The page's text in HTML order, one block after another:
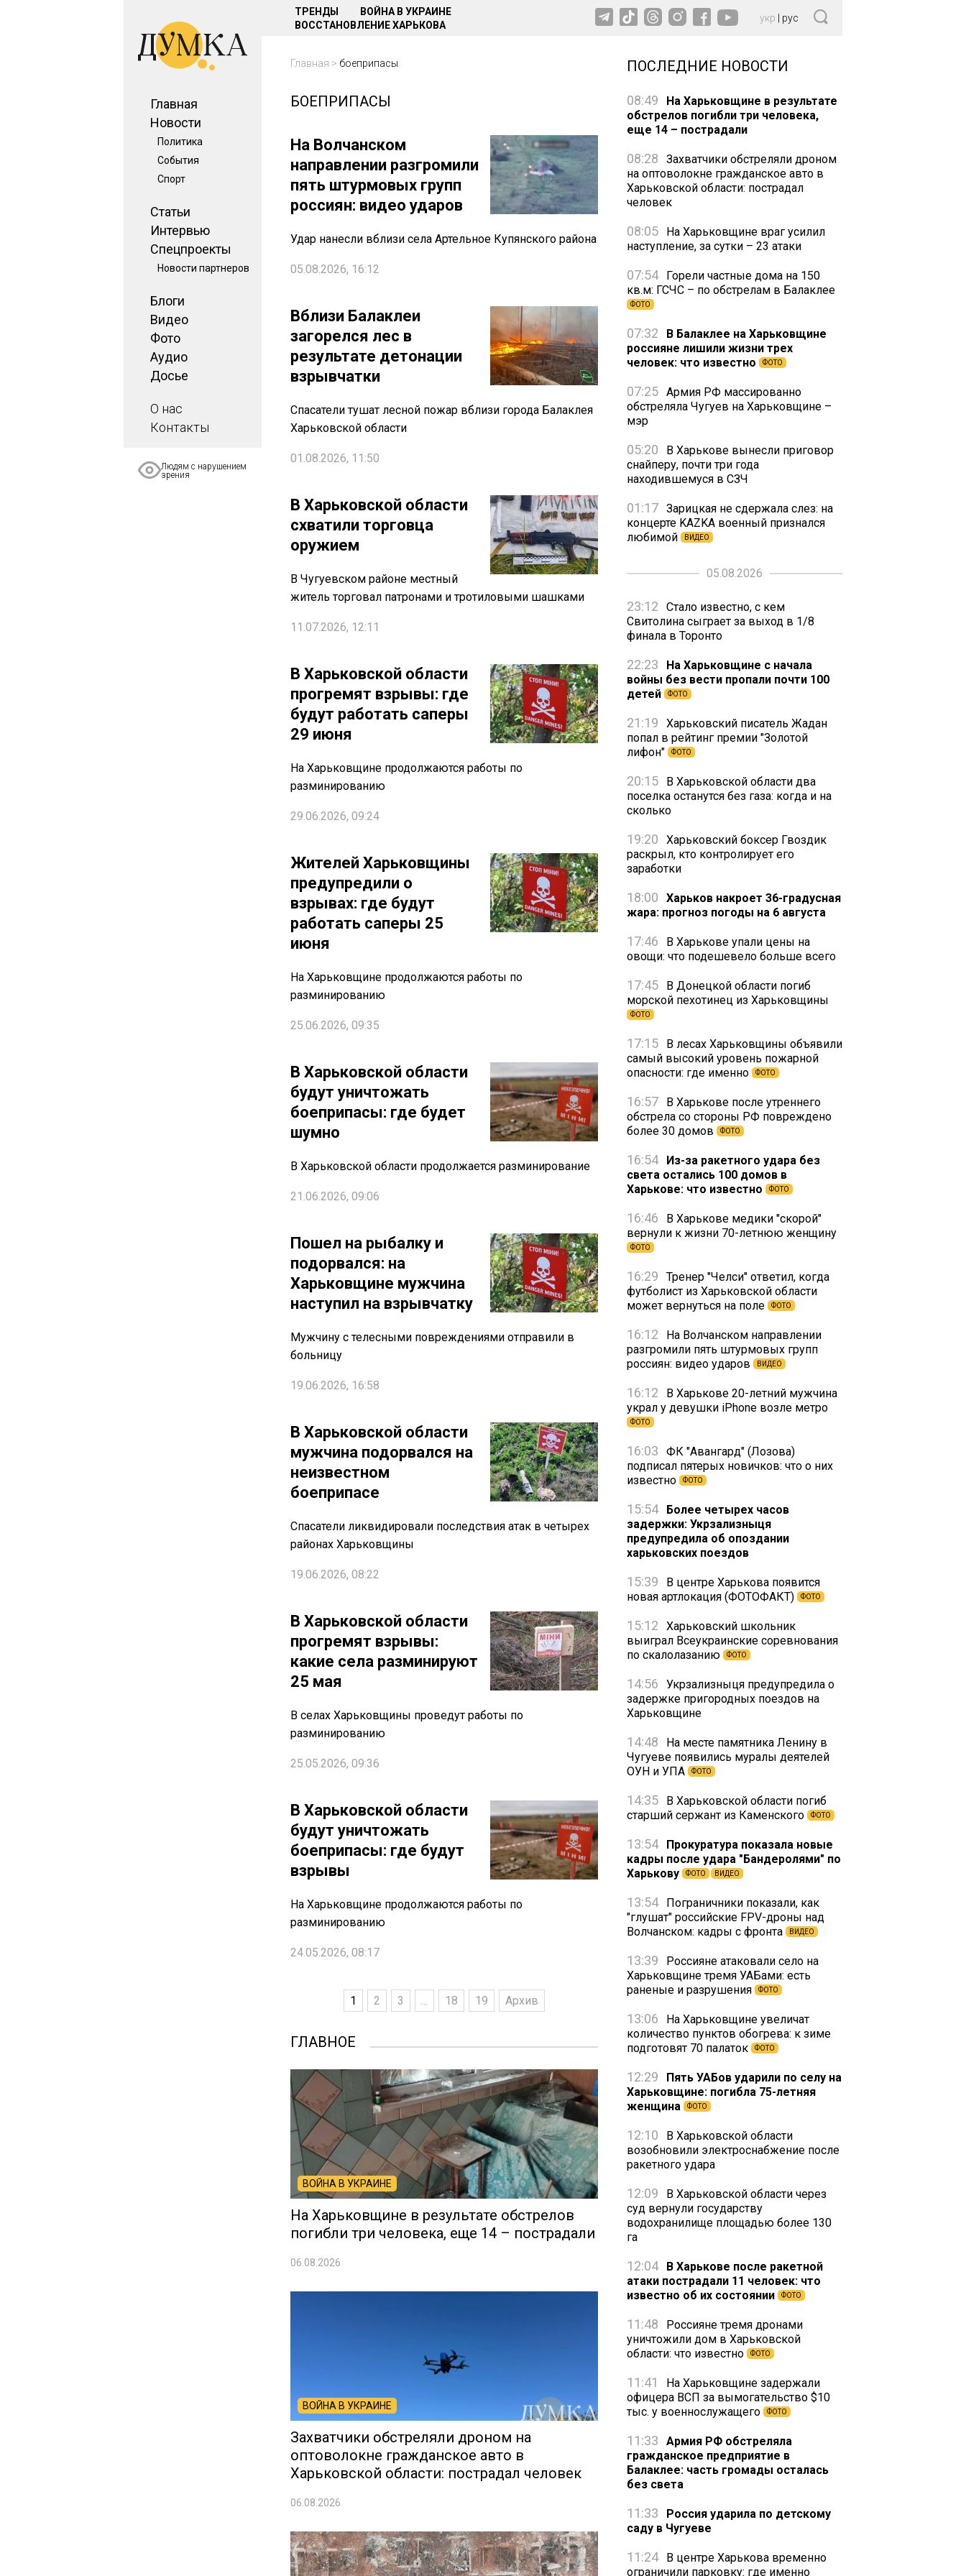
Главная
Новости
Политика
События
Спорт
Статьи
Интервью
Спецпроекты
Новости партнеров
Блоги
Видео
Фото
Аудио
Досье
О нас
Контакты
Людям с нарушением
зрения
ТРЕНДЫ
ВОЙНА В УКРАИНЕ
ВОССТАНОВЛЕНИЕ ХАРЬКОВА
укр рус
Главная > боеприпасы
БОЕПРИПАСЫ
На Волчанском
направлении разгромили
пять штурмовых групп
россиян: видео ударов
Удар нанесли вблизи села Артельное Купянского района
05.08.2026, 16:12
Вблизи Балаклеи
загорелся лес в
результате детонации
взрывчатки
Спасатели тушат лесной пожар вблизи города Балаклея
Харьковской области
01.08.2026, 11:50
В Харьковской области
схватили торговца
оружием
В Чугуевском районе местный
житель торговал патронами и тротиловыми шашками
11.07.2026, 12:11
В Харьковской области
прогремят взрывы: где
будут работать саперы
29 июня
На Харьковщине продолжаются работы по
разминированию
29.06.2026, 09:24
Жителей Харьковщины
предупредили о
взрывах: где будут
работать саперы 25
июня
На Харьковщине продолжаются работы по
разминированию
25.06.2026, 09:35
В Харьковской области
будут уничтожать
боеприпасы: где будет
шумно
В Харьковской области продолжается разминирование
21.06.2026, 09:06
Пошел на рыбалку и
подорвался: на
Харьковщине мужчина
наступил на взрывчатку
Мужчину с телесными повреждениями отправили в
больницу
19.06.2026, 16:58
В Харьковской области
мужчина подорвался на
неизвестном
боеприпасе
Спасатели ликвидировали последствия атак в четырех
районах Харьковщины
19.06.2026, 08:22
В Харьковской области
прогремят взрывы:
какие села разминируют
25 мая
В селах Харьковщины проведут работы по
разминированию
25.05.2026, 09:36
В Харьковской области
будут уничтожать
боеприпасы: где будут
взрывы
На Харьковщине продолжаются работы по
разминированию
24.05.2026, 08:17
1 2 3 ... 18 19 Архив
ГЛАВНОЕ
ВОЙНА В УКРАИНЕ
На Харьковщине в результате обстрелов
погибли три человека, еще 14 – пострадали
06.08.2026
ВОЙНА В УКРАИНЕ
Захватчики обстреляли дроном на
оптоволокне гражданское авто в
Харьковской области: пострадал человек
06.08.2026
ПОСЛЕДНИЕ НОВОСТИ
08:49
На Харьковщине в результате
обстрелов погибли три человека,
еще 14 – пострадали
08:28
Захватчики обстреляли дроном
на оптоволокне гражданское авто в
Харьковской области: пострадал
человек
08:05
На Харьковщине враг усилил
наступление, за сутки – 23 атаки
07:54
Горели частные дома на 150
кв.м: ГСЧС – по обстрелам в Балаклее
ФОТО
07:32
В Балаклее на Харьковщине
россияне лишили жизни трех
человек: что известно
ФОТО
07:25 Армия РФ массированно
обстреляла Чугуев на Харьковщине –
мэр
05:20
В Харькове вынесли приговор
снайперу, почти три года
находившемуся в СЗЧ
01:17 Зарицкая не сдержала слез: на
концерте KAZKA военный признался
любимой
ВИДЕО
05.08.2026
23:12
Стало известно, с кем
Свитолина сыграет за выход в 1/8
финала в Торонто
22:23
На Харьковщине с начала
войны без вести пропали почти 100
детей
ФОТО
21:19
Харьковский писатель Жадан
попал в рейтинг премии "Золотой
лифон"
ФОТО
20:15
В Харьковской области два
поселка останутся без газа: когда и на
сколько
19:20
Харьковский боксер Гвоздик
раскрыл, кто контролирует его
заработки
18:00
Харьков накроет 36-градусная
жара: прогноз погоды на 6 августа
17:46
В Харькове упали цены на
овощи: что подешевело больше всего
17:45
В Донецкой области погиб
морской пехотинец из Харьковщины
ФОТО
17:15
В лесах Харьковщины объявили
самый высокий уровень пожарной
опасности: где именно
ФОТО
16:57
В Харькове после утреннего
обстрела со стороны РФ повреждено
более 30 домов
ФОТО
16:54
Из-за ракетного удара без
света остались 100 домов в
Харькове: что известно
ФОТО
16:46
В Харькове медики "скорой"
вернули к жизни 70-летнюю женщину
ФОТО
16:29
Тренер "Челси" ответил, когда
футболист из Харьковской области
может вернуться на поле
ФОТО
16:12
На Волчанском направлении
разгромили пять штурмовых групп
россиян: видео ударов
ВИДЕО
16:12
В Харькове 20-летний мужчина
украл у девушки iPhone возле метро
ФОТО
16:03
ФК "Авангард" (Лозова)
подписал пятерых новичков: что о них
известно
ФОТО
15:54
Более четырех часов
задержки: Укрзализныця
предупредила об опоздании
харьковских поездов
15:39
В центре Харькова появится
новая артлокация (ФОТОФАКТ)
ФОТО
15:12
Харьковский школьник
выиграл Всеукраинские соревнования
по скалолазанию
ФОТО
14:56
Укрзализныця предупредила о
задержке пригородных поездов на
Харьковщине
14:48
На месте памятника Ленину в
Чугуеве появились муралы деятелей
ОУН и УПА
ФОТО
14:35
В Харьковской области погиб
старший сержант из Каменского
ФОТО
13:54
Прокуратура показала новые
кадры после удара "Бандеролями" по
Харькову
ФОТО ВИДЕО
13:54
Пограничники показали, как
"глушат" российские FPV-дроны над
Волчанском: кадры с фронта
ВИДЕО
13:39
Россияне атаковали село на
Харьковщине тремя УАБами: есть
раненые и разрушения
ФОТО
13:06
На Харьковщине увеличат
количество пунктов обогрева: к зиме
подготовят 70 палаток
ФОТО
12:29
Пять УАБов ударили по селу на
Харьковщине: погибла 75-летняя
женщина
ФОТО
12:10
В Харьковской области
возобновили электроснабжение после
ракетного удара
12:09
В Харьковской области через
суд вернули государству
водохранилище площадью более 130
га
12:04
В Харькове после ракетной
атаки пострадали 11 человек: что
известно об их состоянии
ФОТО
11:48
Россияне тремя дронами
уничтожили дом в Харьковской
области: что известно
ФОТО
11:41
На Харьковщине задержали
офицера ВСП за вымогательство $10
тыс. у военнослужащего
ФОТО
11:33
Армия РФ обстреляла
гражданское предприятие в
Балаклее: часть громады осталась
без света
11:33
Россия ударила по детскому
саду в Чугуеве
11:24
В центре Харькова временно
ограничили парковку: где именно